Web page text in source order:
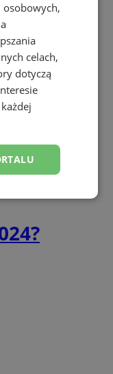
celach,
dotyczą
i